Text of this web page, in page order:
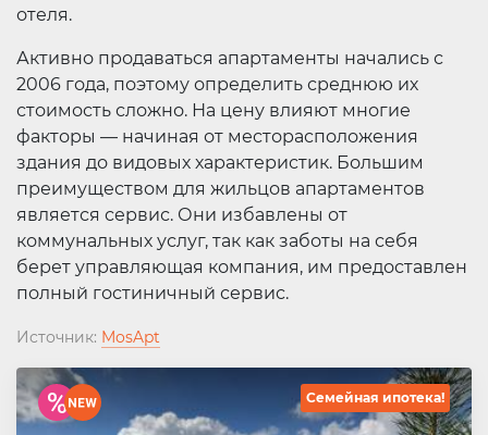
отеля.
Активно продаваться апартаменты начались с
2006 года, поэтому определить среднюю их
стоимость сложно. На цену влияют многие
факторы — начиная от месторасположения
здания до видовых характеристик. Большим
преимуществом для жильцов апартаментов
является сервис. Они избавлены от
коммунальных услуг, так как заботы на себя
берет управляющая компания, им предоставлен
полный гостиничный сервис.
Источник: MosApt
Семейная ипотека!